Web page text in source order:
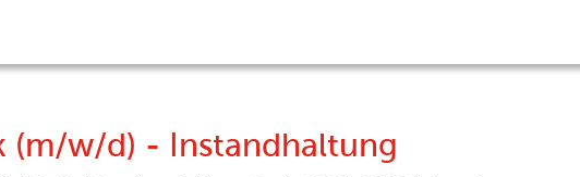
(m/w/d) - Instandhaltung